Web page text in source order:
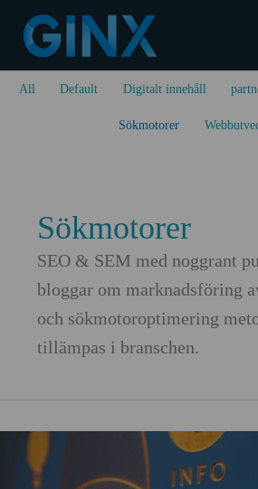
innehåll
Filter
posts
All Default Digitalt innehåll
Sökmotorer
Sökmotorer
SEO & SEM med noggrant
bloggar om marknadsföring
och sökmotoroptimering
tillämpas i branschen.